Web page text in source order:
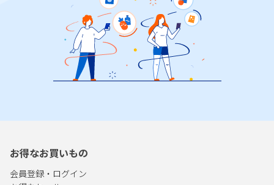
お得なお買いもの
会員登録・ログイン